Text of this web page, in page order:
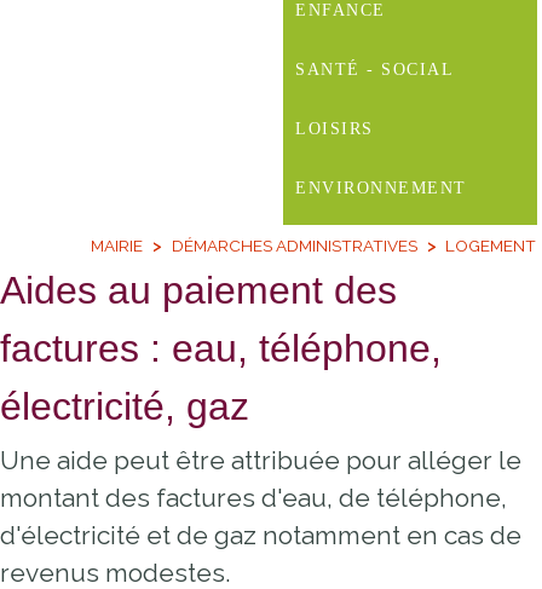
ENFANCE
SANTÉ - SOCIAL
LOISIRS
ENVIRONNEMENT
MAIRIE DÉMARCHES ADMINISTRATIVES LOGEMENT
Aides au paiement des
factures : eau, téléphone,
électricité, gaz
Une aide peut être attribuée pour alléger le
montant des factures d'eau, de téléphone,
d'électricité et de gaz notamment en cas de
revenus modestes.